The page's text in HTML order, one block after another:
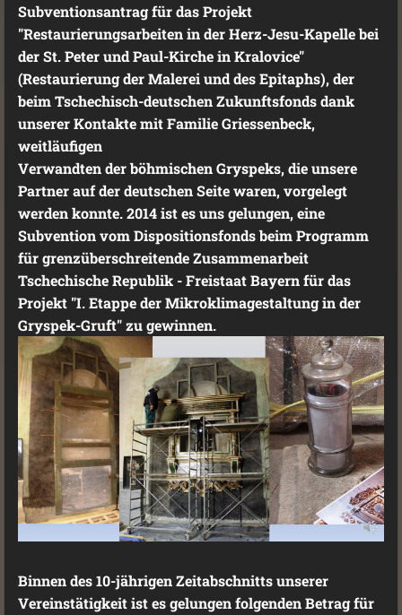
Subventionsantrag für das Projekt
"Restaurierungsarbeiten in der Herz-Jesu-Kapelle bei
der St. Peter und Paul-Kirche in Kralovice"
(Restaurierung der Malerei und des Epitaphs), der
beim Tschechisch-deutschen Zukunftsfonds dank
unserer Kontakte mit Familie Griessenbeck,
weitläufigen
Verwandten der böhmischen Gryspeks, die unsere
Partner auf der deutschen Seite waren, vorgelegt
werden konnte. 2014 ist es uns gelungen, eine
Subvention vom Dispositionsfonds beim Programm
für grenzüberschreitende Zusammenarbeit
Tschechische Republik - Freistaat Bayern für das
Projekt "I. Etappe der Mikroklimagestaltung in der
Gryspek-Gruft" zu gewinnen.
Binnen des 10-jährigen Zeitabschnitts unserer
Vereinstätigkeit ist es gelungen folgenden Betrag für